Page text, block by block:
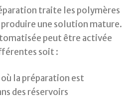
traite les polymères
une solution mature.
peut être activée
soit :
où la préparation est
des réservoirs